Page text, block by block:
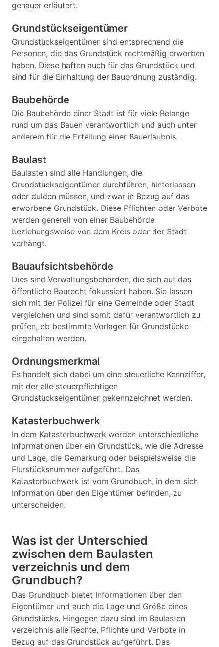
genauer erläutert.
Grundstückseigentümer
Grundstückseigentümer sind entsprechend die
Personen, die das Grundstück rechtmäßig erworben
haben. Diese haften auch für das Grundstück und
sind für die Einhaltung der Bauordnung zuständig.
Baubehörde
Die Baubehörde einer Stadt ist für viele Belange
rund um das Bauen verantwortlich und auch unter
anderem für die Erteilung einer Bauerlaubnis.
Baulast
Baulasten sind alle Handlungen, die
Grundstückseigentümer durchführen, hinterlassen
oder dulden müssen, und zwar in Bezug auf das
erworbene Grundstück. Diese Pflichten oder Verbote
werden generell von einer Baubehörde
beziehungsweise von dem Kreis oder der Stadt
verhängt.
Bauaufsichtsbehörde
Dies sind Verwaltungsbehörden, die sich auf das
öffentliche Baurecht fokussiert haben. Sie lassen
sich mit der Polizei für eine Gemeinde oder Stadt
vergleichen und sind somit dafür verantwortlich zu
prüfen, ob bestimmte Vorlagen für Grundstücke
eingehalten werden.
Ordnungsmerkmal
Es handelt sich dabei um eine steuerliche Kennziffer,
mit der alle steuerpflichtigen
Grundstückseigentümer gekennzeichnet werden.
Katasterbuchwerk
In dem Katasterbuchwerk werden unterschiedliche
Informationen über ein Grundstück, wie die Adresse
und Lage, die Gemarkung oder beispielsweise die
Flurstücksnummer aufgeführt. Das
Katasterbuchwerk ist vom Grundbuch, in dem sich
Information über den Eigentümer befinden, zu
unterscheiden.
Was ist der Unterschied
zwischen dem Baulasten
verzeichnis und dem
Grundbuch?
Das Grundbuch bietet Informationen über den
Eigentümer und auch die Lage und Größe eines
Grundstücks. Hingegen dazu sind im Baulasten
verzeichnis alle Rechte, Pflichte und Verbote in
Bezug auf das Grundstück aufgeführt. Das